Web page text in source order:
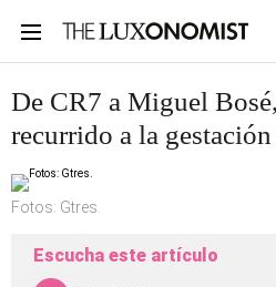
De CR7 a Miguel
recurrido a la
Fotos: Gtres.
Escucha este artículo